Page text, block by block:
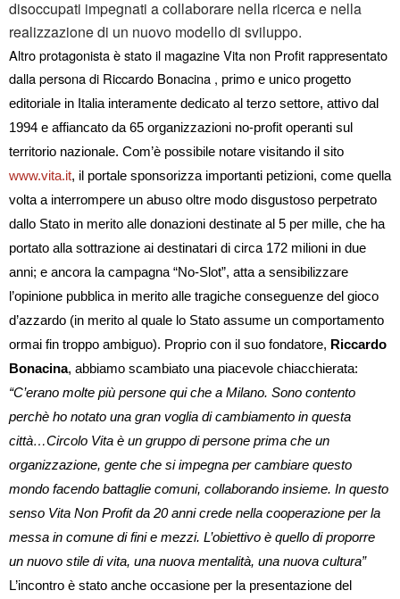
disoccupati impegnati a collaborare nella ricerca e nella
realizzazione di un nuovo modello di sviluppo.
Altro protagonista è stato il magazine Vita non Profit rappresentato
dalla persona di Riccardo Bonacina , primo e unico progetto
editoriale in Italia interamente dedicato al terzo settore, attivo dal
1994 e affiancato da 65 organizzazioni no-profit operanti sul
territorio nazionale. Com’è possibile notare visitando il sito
www.vita.it, il portale sponsorizza importanti petizioni, come quella
volta a interrompere un abuso oltre modo disgustoso perpetrato
dallo Stato in merito alle donazioni destinate al 5 per mille, che ha
portato alla sottrazione ai destinatari di circa 172 milioni in due
anni; e ancora la campagna “No-Slot”, atta a sensibilizzare
l’opinione pubblica in merito alle tragiche conseguenze del gioco
d’azzardo (in merito al quale lo Stato assume un comportamento
ormai fin troppo ambiguo). Proprio con il suo fondatore, Riccardo
Bonacina, abbiamo scambiato una piacevole chiacchierata:
“C’erano molte più persone qui che a Milano. Sono contento
perchè ho notato una gran voglia di cambiamento in questa
città…Circolo Vita è un gruppo di persone prima che un
organizzazione, gente che si impegna per cambiare questo
mondo facendo battaglie comuni, collaborando insieme. In questo
senso Vita Non Profit da 20 anni crede nella cooperazione per la
messa in comune di fini e mezzi. L’obiettivo è quello di proporre
un nuovo stile di vita, una nuova mentalità, una nuova cultura”
L’incontro è stato anche occasione per la presentazione del